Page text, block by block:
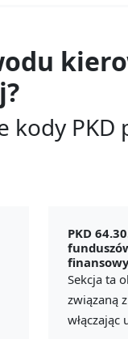
kody PKD
PKD
Sekcja ta
związaną
włączając